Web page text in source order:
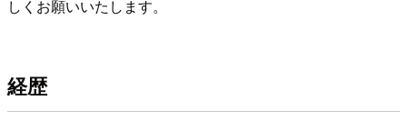
しくお願いいたします。
経歴